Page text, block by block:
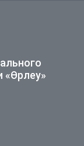
«Өрлеу»